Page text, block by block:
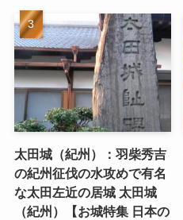
太田城（紀州）：羽柴秀吉
の紀州征伐の水攻めで有名
な太田左近の居城 太田城
（紀州）【お城特集 日本の